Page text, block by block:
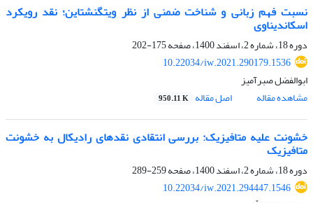
نسبت فهم زبانی و شناخت ضمنی از نظر ویتگنشتاین؛ نقد رویکرد
اسکاندیناوی
دوره 18، شماره 2، اسفند 1400، صفحه
175-202
10.22034/iw.2021.290179.1536
ابوالفضل صبرآمیز
مشاهده مقاله
اصل مقاله 950.11 K
خشونت علیه متافیزیک: بررسی انتقادی نقدهای رادیکال به خشونت
متافیزیک
دوره 18، شماره 2، اسفند 1400، صفحه
259-289
10.22034/iw.2021.294447.1546